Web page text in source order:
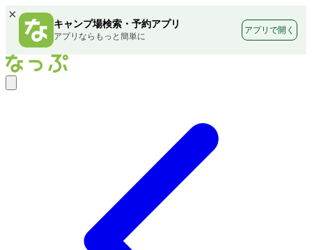
×
キャンプ場検索・予約アプリ
アプリならもっと簡単に
アプリで開く